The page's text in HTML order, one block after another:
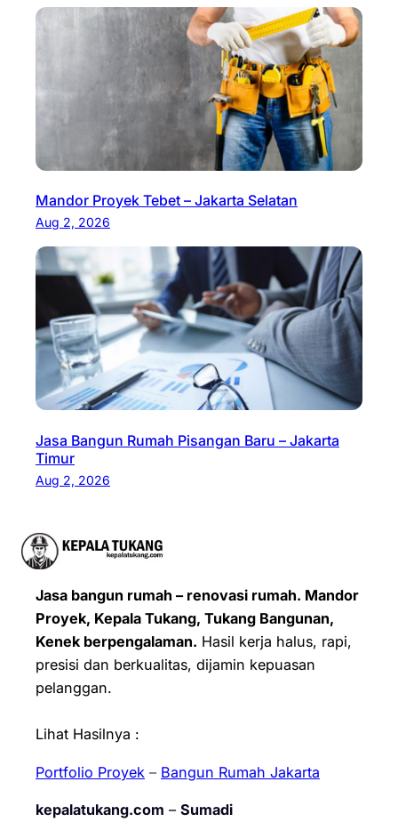
Mandor Proyek Tebet – Jakarta Selatan
Aug 2, 2026
Jasa Bangun Rumah Pisangan Baru – Jakarta
Timur
Aug 2, 2026
Jasa bangun rumah – renovasi rumah. Mandor
Proyek, Kepala Tukang, Tukang Bangunan,
Kenek berpengalaman. Hasil kerja halus, rapi,
presisi dan berkualitas, dijamin kepuasan
pelanggan.
Lihat Hasilnya :
Portfolio Proyek – Bangun Rumah Jakarta
kepalatukang.com – Sumadi